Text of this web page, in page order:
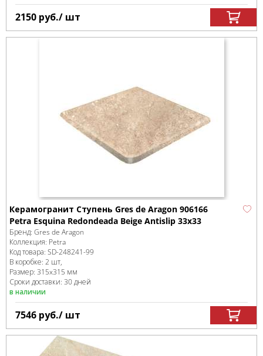
2150 руб./ шт
Керамогранит Ступень Gres de Aragon 906166
Petra Esquina Redondeada Beige Antislip 33x33
Бренд: Gres de Aragon
Коллекция: Petra
Код товара: SD-248241-99
В коробке: 2 шт,
Размер: 315x315 мм
Сроки доставки: 30 дней
в наличии
7546 руб./ шт